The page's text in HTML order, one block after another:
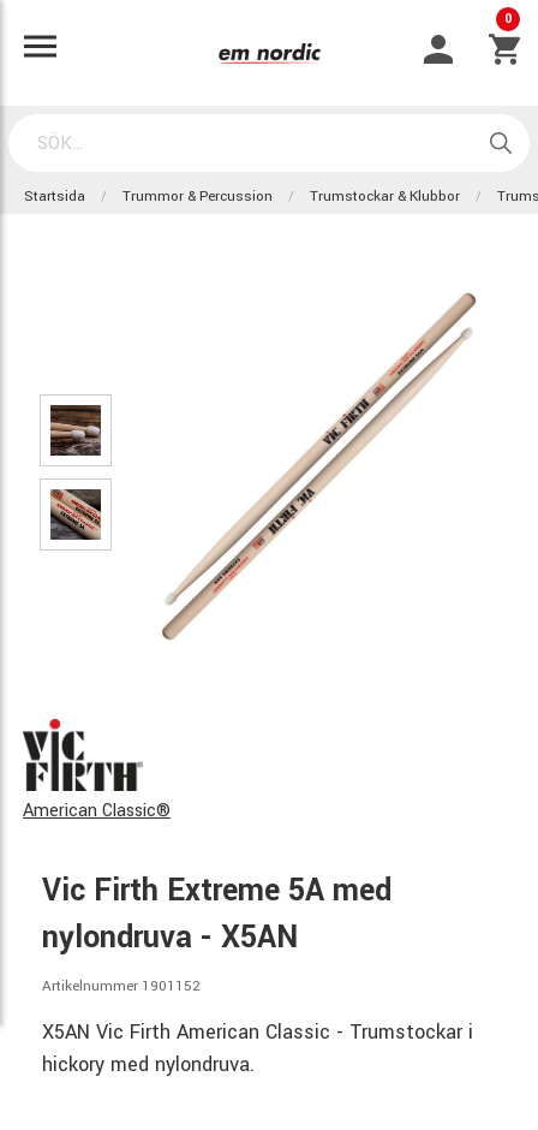
0
Startsida Trummor & Percussion Trumstockar & Klubbor
American Classic®
Vic Firth Extreme 5A med
nylondruva - X5AN
Artikelnummer 1901152
X5AN Vic Firth American Classic - Trumstockar i
hickory med nylondruva.